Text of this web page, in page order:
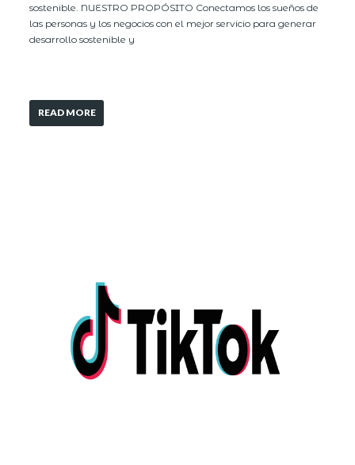
sostenible. NUESTRO PROPÓSITO Conectamos los sueños de
las personas y los negocios con el mejor servicio para generar
desarrollo sostenible y
READ MORE